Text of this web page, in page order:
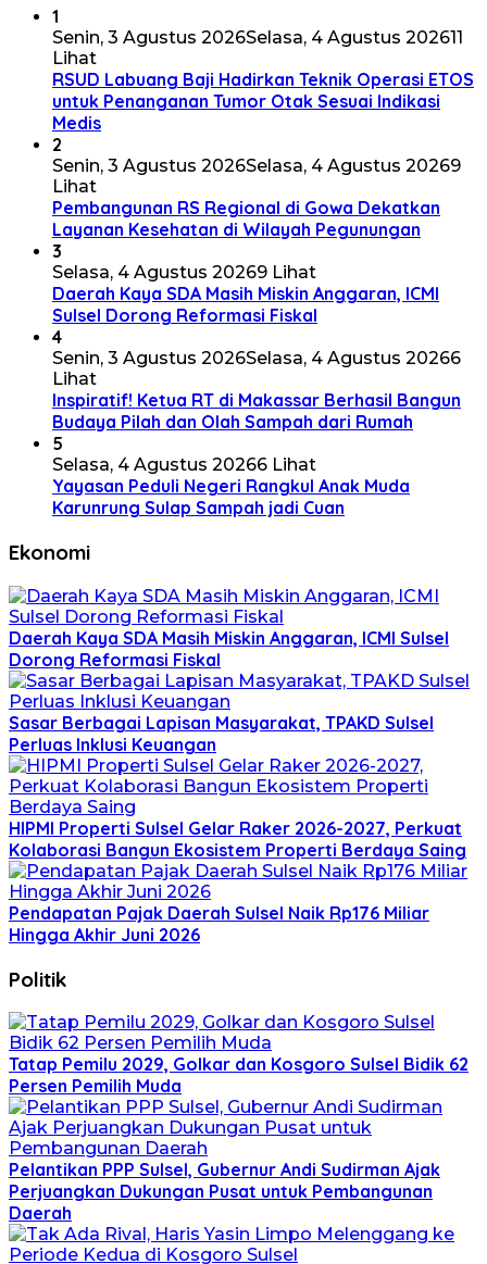
1
Senin, 3 Agustus 2026Selasa, 4 Agustus 202611
Lihat
RSUD Labuang Baji Hadirkan Teknik Operasi ETOS
untuk Penanganan Tumor Otak Sesuai Indikasi
Medis
2
Senin, 3 Agustus 2026Selasa, 4 Agustus 20269
Lihat
Pembangunan RS Regional di Gowa Dekatkan
Layanan Kesehatan di Wilayah Pegunungan
3
Selasa, 4 Agustus 20269 Lihat
Daerah Kaya SDA Masih Miskin Anggaran, ICMI
Sulsel Dorong Reformasi Fiskal
4
Senin, 3 Agustus 2026Selasa, 4 Agustus 20266
Lihat
Inspiratif! Ketua RT di Makassar Berhasil Bangun
Budaya Pilah dan Olah Sampah dari Rumah
5
Selasa, 4 Agustus 20266 Lihat
Yayasan Peduli Negeri Rangkul Anak Muda
Karunrung Sulap Sampah jadi Cuan
Ekonomi
Daerah Kaya SDA Masih Miskin Anggaran, ICMI Sulsel
Dorong Reformasi Fiskal
Sasar Berbagai Lapisan Masyarakat, TPAKD Sulsel
Perluas Inklusi Keuangan
HIPMI Properti Sulsel Gelar Raker 2026-2027, Perkuat
Kolaborasi Bangun Ekosistem Properti Berdaya Saing
Pendapatan Pajak Daerah Sulsel Naik Rp176 Miliar
Hingga Akhir Juni 2026
Politik
Tatap Pemilu 2029, Golkar dan Kosgoro Sulsel Bidik 62
Persen Pemilih Muda
Pelantikan PPP Sulsel, Gubernur Andi Sudirman Ajak
Perjuangkan Dukungan Pusat untuk Pembangunan
Daerah